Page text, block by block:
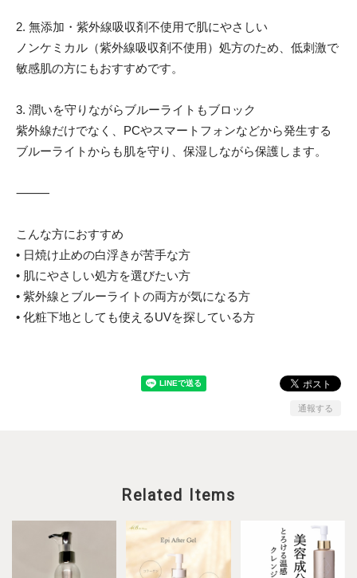
2. 無添加・紫外線吸収剤不使用で肌にやさしい
ノンケミカル（紫外線吸収剤不使用）処方のため、低刺激で
敏感肌の方にもおすすめです。
3. 潤いを守りながらブルーライトもブロック
紫外線だけでなく、PCやスマートフォンなどから発生する
ブルーライトからも肌を守り、保湿しながら保護します。
⸻
こんな方におすすめ
• 日焼け止めの白浮きが苦手な方
• 肌にやさしい処方を選びたい方
• 紫外線とブルーライトの両方が気になる方
• 化粧下地としても使えるUVを探している方
通報する
Related Items